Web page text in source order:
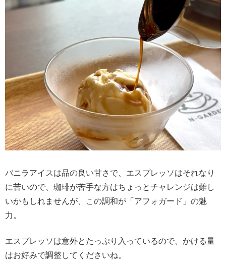
バニラアイスは品の良い甘さで、エスプレッソはそれなり
に苦いので、珈琲が苦手な方はちょっとチャレンジは難し
いかもしれませんが、この調和が「アフォガード」の魅
力。
エスプレッソは意外とたっぷり入っているので、かける量
はお好みで調整してくださいね。